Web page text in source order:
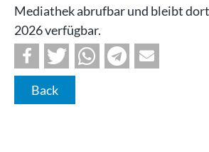
Mediathek abrufbar und bleibt
2026 verfügbar.
Back